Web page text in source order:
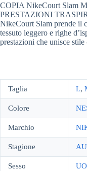
COPIA NikeCourt Slam
PRESTAZIONI
NikeCourt Slam prende il
tessuto leggero e righe
prestazioni che unisce stile
Taglia L,
Colore
Marchio
Stagione
Sesso